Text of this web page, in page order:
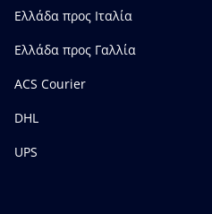
Ελλάδα προς Ιταλία
Ελλάδα προς Γαλλία
ACS Courier
DHL
UPS